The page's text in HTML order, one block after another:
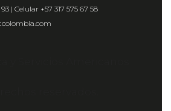
| Celular +57 317 575 67 58